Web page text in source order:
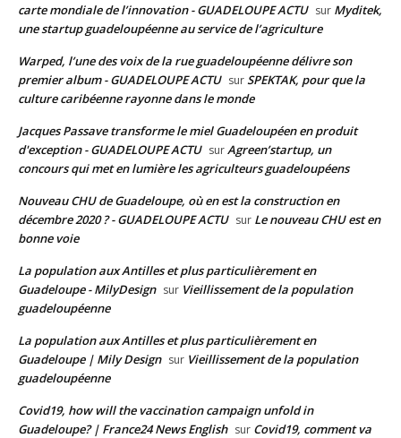
carte mondiale de l’innovation - GUADELOUPE ACTU sur Myditek,
une startup guadeloupéenne au service de l’agriculture
Warped, l’une des voix de la rue guadeloupéenne délivre son
premier album - GUADELOUPE ACTU sur SPEKTAK, pour que la
culture caribéenne rayonne dans le monde
Jacques Passave transforme le miel Guadeloupéen en produit
d'exception - GUADELOUPE ACTU surAgreen’startup, un
concours qui met en lumière les agriculteurs guadeloupéens
Nouveau CHU de Guadeloupe, où en est la construction en
décembre 2020 ? - GUADELOUPE ACTU sur Le nouveau CHU est en
bonne voie
La population aux Antilles et plus particulièrement en
Guadeloupe - MilyDesign sur Vieillissement de la population
guadeloupéenne
La population aux Antilles et plus particulièrement en
Guadeloupe | Mily Design sur Vieillissement de la population
guadeloupéenne
Covid19, how will the vaccination campaign unfold in
Guadeloupe? | France24 News English sur Covid19, comment va